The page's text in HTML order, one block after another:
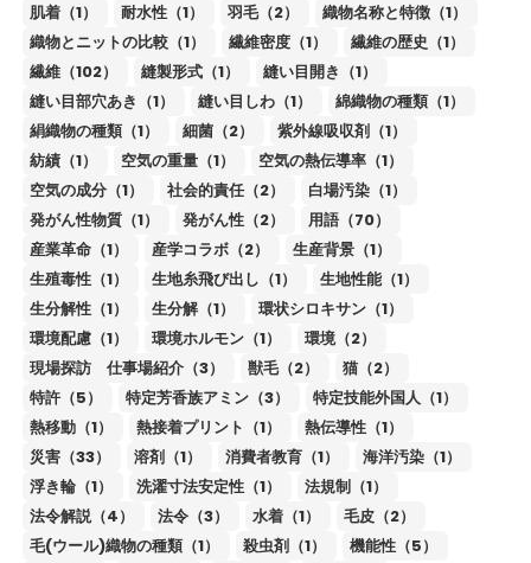
肌着（1）
耐水性（1） 羽毛（2）
織物名称と特徴（1）
織物とニットの比較（1）
繊維密度（1）
繊維の歴史（1）
繊維（102）
縫製形式（1）
縫い目開き（1）
縫い目部穴あき（1）
縫い目しわ（1）
綿織物の種類（1）
絹織物の種類（1）
細菌（2）
紫外線吸収剤（1）
紡績（1）
空気の重量（1）
空気の熱伝導率（1）
空気の成分（1）
社会的責任（2）
白場汚染（1）
発がん性物質（1）
発がん性（2）
用語（70）
産業革命（1）
産学コラボ（2）
生産背景（1）
生殖毒性（1）
生地糸飛び出し（1）
生地性能（1）
生分解性（1）
生分解（1）
環状シロキサン（1）
環境配慮（1）
環境ホルモン（1）
環境（2）
現場探訪 仕事場紹介（3）
獣毛（2）
猫（2）
特許（5）
特定芳香族アミン（3）
特定技能外国人（1）
熱移動（1）
熱接着プリント（1）
熱伝導性（1）
災害（33）
溶剤（1） 消費者教育（1）
海洋汚染（1）
浮き輪（1）
洗濯寸法安定性（1）
法規制（1）
法令解説（4）
法令（3） 水着（1）
毛皮（2）
毛(ウール)織物の種類（1）
殺虫剤（1）
機能性（5）